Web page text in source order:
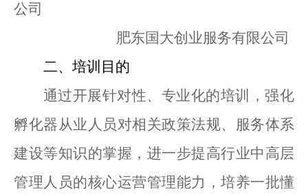
公司
肥东国大创业服务有限公司
二、培训目的
通过开展针对性、专业化的培训，强化
孵化器从业人员对相关政策法规、服务体系
建设等知识的掌握， 进一步提高行业中高层
管理人员的核心运营管理能力，培养一批懂